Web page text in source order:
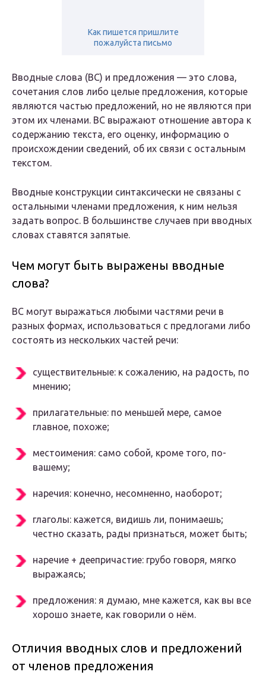
Как пишется пришлите
пожалуйста письмо
Вводные слова (ВС) и предложения — это слова,
сочетания слов либо целые предложения, которые
являются частью предложений, но не являются при
этом их членами. ВС выражают отношение автора к
содержанию текста, его оценку, информацию о
происхождении сведений, об их связи с остальным
текстом.
Вводные конструкции синтаксически не связаны с
остальными членами предложения, к ним нельзя
задать вопрос. В большинстве случаев при вводных
словах ставятся запятые.
Чем могут быть выражены вводные
слова?
ВС могут выражаться любыми частями речи в
разных формах, использоваться с предлогами либо
состоять из нескольких частей речи:
существительные: к сожалению, на радость, по
мнению;
прилагательные: по меньшей мере, самое
главное, похоже;
местоимения: само собой, кроме того, по-
вашему;
наречия: конечно, несомненно, наоборот;
глаголы: кажется, видишь ли, понимаешь;
честно сказать, рады признаться, может быть;
наречие + деепричастие: грубо говоря, мягко
выражаясь;
предложения: я думаю, мне кажется, как вы все
хорошо знаете, как говорили о нём.
Отличия вводных слов и предложений
от членов предложения